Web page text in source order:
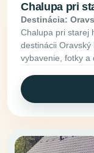
Chalupa pri
Destinácia:
Chalupa pri starej
destinácii
vybavenie, fotky a